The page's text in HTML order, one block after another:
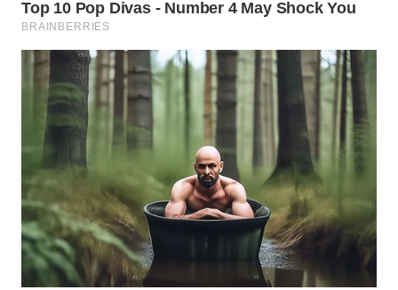
Wahana
Media
WAHANA
NEWS
TANI
WAHANA
ADVOKAT
WAHANA